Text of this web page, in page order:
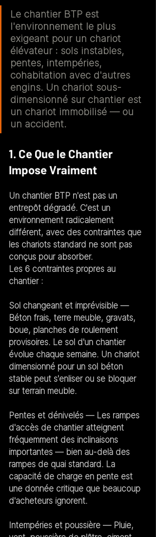
Le chantier BTP est
l'environnement le plus
exigeant pour un chariot
élévateur : sols instables,
pentes, intempéries,
cohabitation avec d'autres
engins. Un chariot sous-
dimensionné sur chantier est
un chariot immobilisé — ou
un accident.
1. Ce Que le Chantier
Impose Vraiment
Un chantier BTP n'est pas un
entrepôt dégradé. C'est un
environnement radicalement
différent, avec des contraintes que
les chariots standard ne sont pas
conçus pour absorber.
Les 6 contraintes propres au
chantier :
Sol changeant et imprévisible —
Béton frais, terre meuble, gravats,
boue, planches de roulement
provisoires. Le sol d'un chantier
évolue chaque semaine. Un chariot
dimensionné pour un sol béton
stable peut s'enliser ou se bloquer
sur terrain meuble.
Pentes et dénivelés — Les rampes
d'accès de chantier atteignent
fréquemment des inclinaisons
importantes — bien au-delà des
rampes de quai standard. La
capacité de charge en pente est
une donnée critique que beaucoup
d'acheteurs ignorent.
Intempéries et poussière — Pluie,